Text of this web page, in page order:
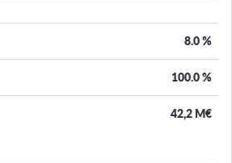
8.0%
100.0%
42,2 M€